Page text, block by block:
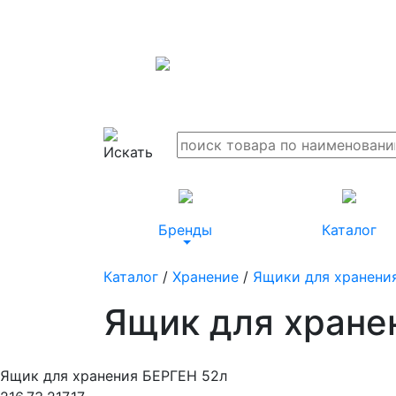
Бренды Каталог
Каталог / Хранение / Ящики для
Ящик для
Ящик для хранения БЕРГЕН 52л